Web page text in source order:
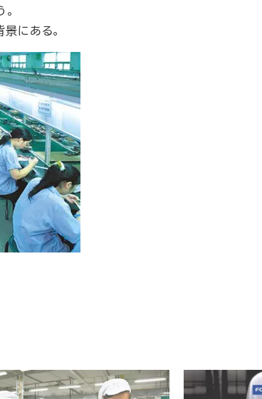
にある。